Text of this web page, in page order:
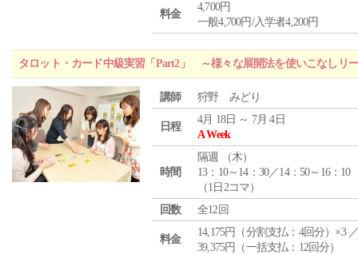
料金
4,700円
一般4,700円/入学者4,200円
タロット・カード中級実習「Part2」 ～様々な展開法を使いこなしリ
講師 狩野 みどり
日程
4月 18日 ～ 7月 4日
A Week
時間
隔週 （木）
13：10～14：30／14：50～16：10
（1日2コマ）
回数
全12回
料金
14,175円（分割支払：4回分）×3
39,375円（一括支払：12回分）